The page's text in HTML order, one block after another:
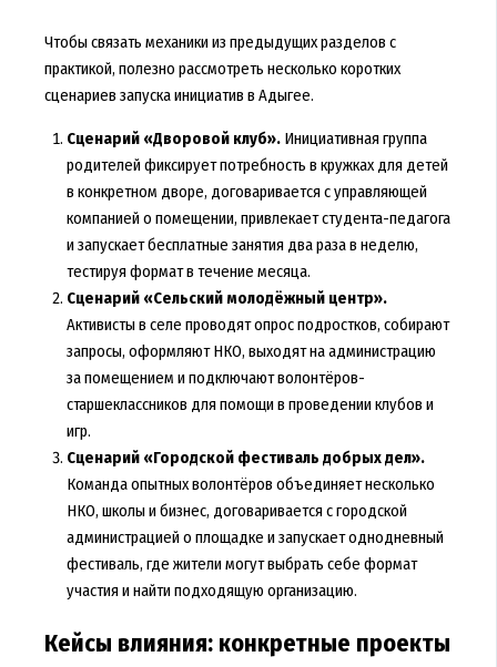
Чтобы связать механики из предыдущих разделов с
практикой, полезно рассмотреть несколько коротких
сценариев запуска инициатив в Адыгее.
Сценарий «Дворовой клуб».Инициативная группа
родителей фиксирует потребность в кружках для детей
в конкретном дворе, договаривается с управляющей
компанией о помещении, привлекает студента-педагога
и запускает бесплатные занятия два раза в неделю,
тестируя формат в течение месяца.
Сценарий «Сельский молодёжный центр».
Активисты в селе проводят опрос подростков, собирают
запросы, оформляют НКО, выходят на администрацию
за помещением и подключают волонтёров-
старшеклассников для помощи в проведении клубов и
игр.
Сценарий «Городской фестиваль добрых дел».
Команда опытных волонтёров объединяет несколько
НКО, школы и бизнес, договаривается с городской
администрацией о площадке и запускает однодневный
фестиваль, где жители могут выбрать себе формат
участия и найти подходящую организацию.
Кейсы влияния: конкретные проекты